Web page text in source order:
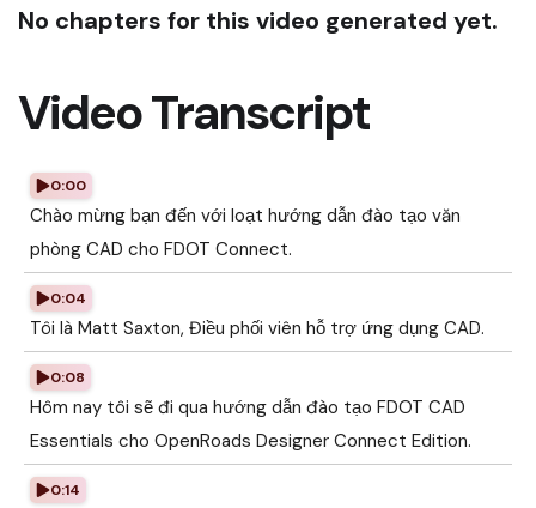
No chapters for this video generated yet.
Video Transcript
0:00
Chào mừng bạn đến với loạt hướng dẫn đào tạo văn
phòng CAD cho FDOT Connect.
0:04
Tôi là Matt Saxton, Điều phối viên hỗ trợ ứng dụng CAD.
0:08
Hôm nay tôi sẽ đi qua hướng dẫn đào tạo FDOT CAD
Essentials cho OpenRoads Designer Connect Edition.
0:14